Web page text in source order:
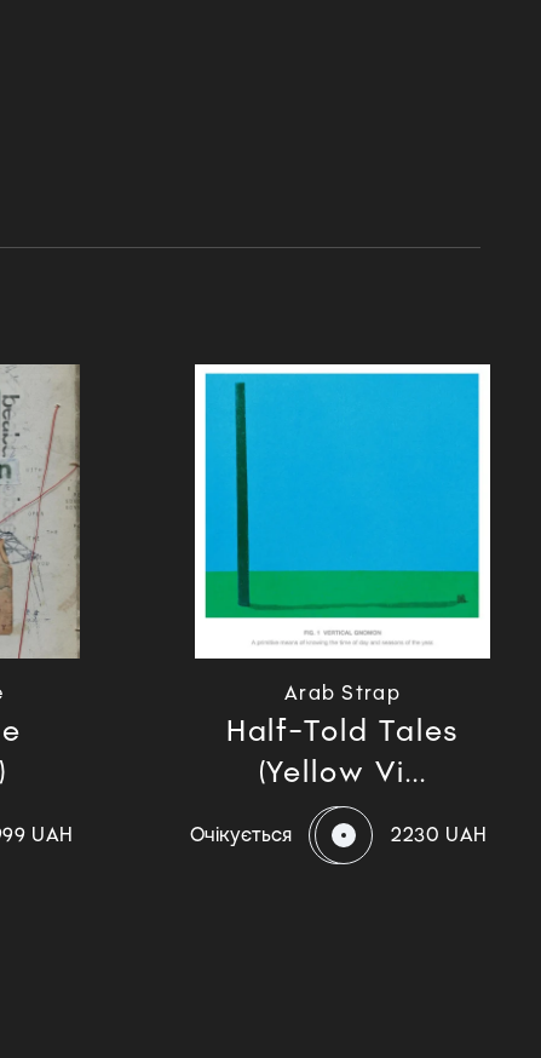
UAH
Arab Strap
Half-Told Tales
(Yellow Vi...
Очікується 2230 UAH